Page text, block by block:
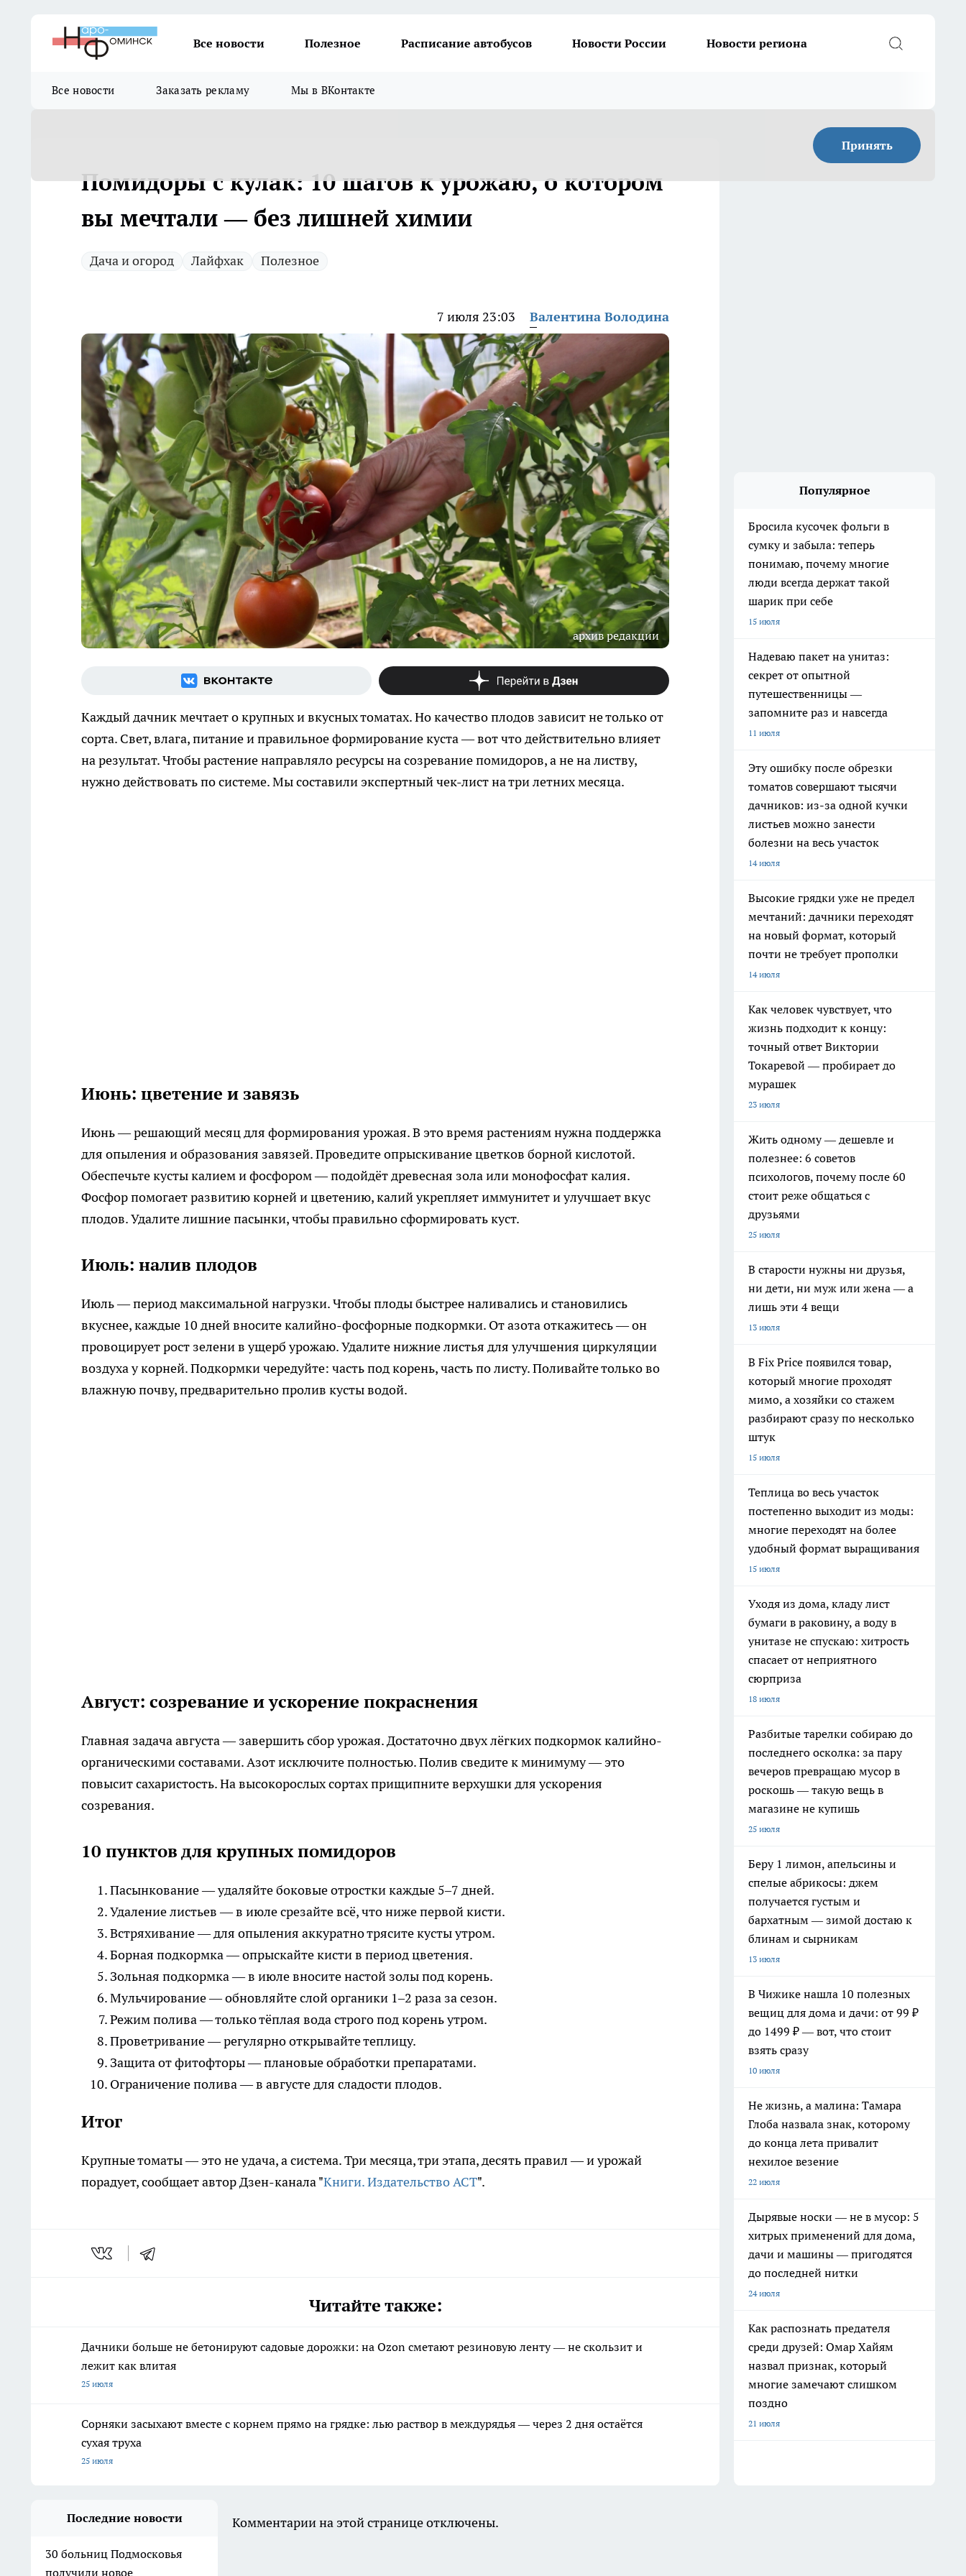
Все новости Полезное Расписание автобусов Новости России Новости региона
Все новости Заказать рекламу Мы в ВКонтакте
Принять
Помидоры с кулак: 10 шагов к урожаю, о котором
вы мечтали — без лишней химии
Дача и огород Лайфхак Полезное
7 июля 23:03 Валентина Володина
архив редакции
Каждый дачник мечтает о крупных и вкусных томатах. Но качество плодов зависит не только от
сорта. Свет, влага, питание и правильное формирование куста — вот что действительно влияет
на результат. Чтобы растение направляло ресурсы на созревание помидоров, а не на листву,
нужно действовать по системе. Мы составили экспертный чек-лист на три летних месяца.
Июнь: цветение и завязь
Июнь — решающий месяц для формирования урожая. В это время растениям нужна поддержка
для опыления и образования завязей. Проведите опрыскивание цветков борной кислотой.
Обеспечьте кусты калием и фосфором — подойдёт древесная зола или монофосфат калия.
Фосфор помогает развитию корней и цветению, калий укрепляет иммунитет и улучшает вкус
плодов. Удалите лишние пасынки, чтобы правильно сформировать куст.
Июль: налив плодов
Июль — период максимальной нагрузки. Чтобы плоды быстрее наливались и становились
вкуснее, каждые 10 дней вносите калийно-фосфорные подкормки. От азота откажитесь — он
провоцирует рост зелени в ущерб урожаю. Удалите нижние листья для улучшения циркуляции
воздуха у корней. Подкормки чередуйте: часть под корень, часть по листу. Поливайте только во
влажную почву, предварительно пролив кусты водой.
Август: созревание и ускорение покраснения
Главная задача августа — завершить сбор урожая. Достаточно двух лёгких подкормок калийно-
органическими составами. Азот исключите полностью. Полив сведите к минимуму — это
повысит сахаристость. На высокорослых сортах прищипните верхушки для ускорения
созревания.
10 пунктов для крупных помидоров
Пасынкование — удаляйте боковые отростки каждые 5–7 дней.
Удаление листьев — в июле срезайте всё, что ниже первой кисти.
Встряхивание — для опыления аккуратно трясите кусты утром.
Борная подкормка — опрыскайте кисти в период цветения.
Зольная подкормка — в июле вносите настой золы под корень.
Мульчирование — обновляйте слой органики 1–2 раза за сезон.
Режим полива — только тёплая вода строго под корень утром.
Проветривание — регулярно открывайте теплицу.
Защита от фитофторы — плановые обработки препаратами.
Ограничение полива — в августе для сладости плодов.
Итог
Крупные томаты — это не удача, а система. Три месяца, три этапа, десять правил — и урожай
порадует, сообщает автор Дзен-канала "Книги. Издательство АСТ".
Читайте также:
Дачники больше не бетонируют садовые дорожки: на Ozon сметают резиновую ленту — не скользит и
лежит как влитая
25 июля
Сорняки засыхают вместе с корнем прямо на грядке: лью раствор в междурядья — через 2 дня остаётся
сухая труха
25 июля
Популярное
Бросила кусочек фольги в
сумку и забыла: теперь
понимаю, почему многие
люди всегда держат такой
шарик при себе
15 июля
Надеваю пакет на унитаз:
секрет от опытной
путешественницы —
запомните раз и навсегда
11 июля
Эту ошибку после обрезки
томатов совершают тысячи
дачников: из-за одной кучки
листьев можно занести
болезни на весь участок
14 июля
Высокие грядки уже не предел
мечтаний: дачники переходят
на новый формат, который
почти не требует прополки
14 июля
Как человек чувствует, что
жизнь подходит к концу:
точный ответ Виктории
Токаревой — пробирает до
мурашек
23 июля
Жить одному — дешевле и
полезнее: 6 советов
психологов, почему после 60
стоит реже общаться с
друзьями
25 июля
В старости нужны ни друзья,
ни дети, ни муж или жена — а
лишь эти 4 вещи
13 июля
В Fix Price появился товар,
который многие проходят
мимо, а хозяйки со стажем
разбирают сразу по несколько
штук
15 июля
Теплица во весь участок
постепенно выходит из моды:
многие переходят на более
удобный формат выращивания
15 июля
Уходя из дома, кладу лист
бумаги в раковину, а воду в
унитазе не спускаю: хитрость
спасает от неприятного
сюрприза
18 июля
Разбитые тарелки собираю до
последнего осколка: за пару
вечеров превращаю мусор в
роскошь — такую вещь в
магазине не купишь
25 июля
Беру 1 лимон, апельсины и
спелые абрикосы: джем
получается густым и
бархатным — зимой достаю к
блинам и сырникам
13 июля
В Чижике нашла 10 полезных
вещиц для дома и дачи: от 99 ₽
до 1499 ₽ — вот, что стоит
взять сразу
10 июля
Не жизнь, а малина: Тамара
Глоба назвала знак, которому
до конца лета привалит
нехилое везение
22 июля
Дырявые носки — не в мусор: 5
хитрых применений для дома,
дачи и машины — пригодятся
до последней нитки
24 июля
Как распознать предателя
среди друзей: Омар Хайям
назвал признак, который
многие замечают слишком
поздно
21 июля
Последние новости
30 больниц Подмосковья
получили новое
Комментарии на этой странице отключены.